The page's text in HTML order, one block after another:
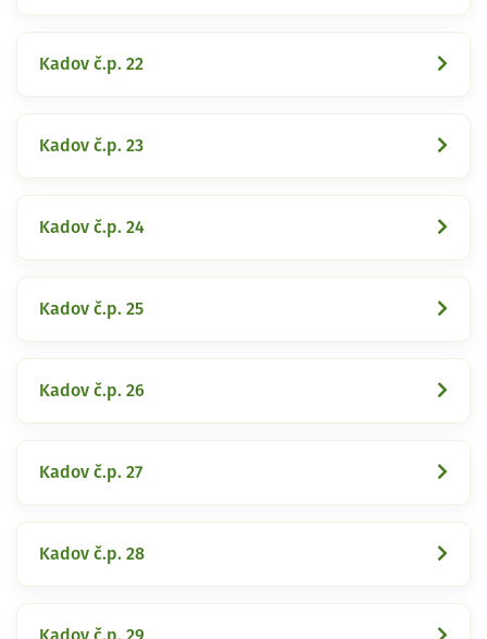
Kadov č.p. 22
Kadov č.p. 23
Kadov č.p. 24
Kadov č.p. 25
Kadov č.p. 26
Kadov č.p. 27
Kadov č.p. 28
Kadov č.p. 29